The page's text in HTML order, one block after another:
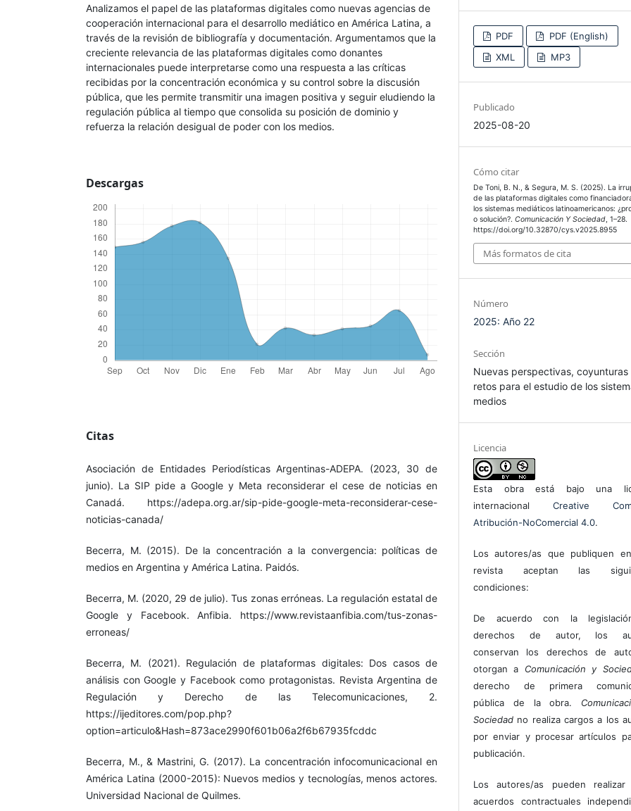
Analizamos el papel de las plataformas digitales como nuevas agencias de
cooperación internacional para el desarrollo mediático en América Latina, a
través de la revisión de bibliografía y documentación. Argumentamos que la
creciente relevancia de las plataformas digitales como donantes
internacionales puede interpretarse como una respuesta a las críticas
recibidas por la concentración económica y su control sobre la discusión
pública, que les permite transmitir una imagen positiva y seguir eludiendo la
regulación pública al tiempo que consolida su posición de dominio y
refuerza la relación desigual de poder con los medios.
Descargas
Citas
Asociación de Entidades Periodísticas Argentinas-ADEPA. (2023, 30 de
junio). La SIP pide a Google y Meta reconsiderar el cese de noticias en
Canadá. https://adepa.org.ar/sip-pide-google-meta-reconsiderar-cese-
noticias-canada/
Becerra, M. (2015). De la concentración a la convergencia: políticas de
medios en Argentina y América Latina. Paidós.
Becerra, M. (2020, 29 de julio). Tus zonas erróneas. La regulación estatal de
Google y Facebook. Anfibia. https://www.revistaanfibia.com/tus-zonas-
erroneas/
Becerra, M. (2021). Regulación de plataformas digitales: Dos casos de
análisis con Google y Facebook como protagonistas. Revista Argentina de
Regulación y Derecho de las Telecomunicaciones, 2.
https://ijeditores.com/pop.php?
option=articulo&Hash=873ace2990f601b06a2f6b67935fcddc
Becerra, M., & Mastrini, G. (2017). La concentración infocomunicacional en
América Latina (2000-2015): Nuevos medios y tecnologías, menos actores.
Universidad Nacional de Quilmes.
PDF
PDF (English)
XML
MP3
Publicado
2025-08-20
Cómo citar
De Toni, B. N., & Segura, M. S. (2025). La
de las plataformas digitales como
los sistemas mediáticos latinoamericanos:
o solución?.Comunicación Y Sociedad, 1–28.
https://doi.org/10.32870/cys.v2025.8955
Más formatos de cita
Número
2025: Año 22
Sección
Nuevas perspectivas, coyunturas
retos para el estudio de los
medios
Licencia
Esta obra está bajo una
internacional Creative
Atribución-NoComercial 4.0.
Los autores/as que publiquen
revista aceptan las
condiciones:
De acuerdo con la
derechos de autor, los
conservan los derechos de
otorgan a Comunicación y
derecho de primera
pública de la obra.
Sociedad no realiza cargos a los
por enviar y procesar artículos
publicación.
Los autores/as pueden realizar
acuerdos contractuales